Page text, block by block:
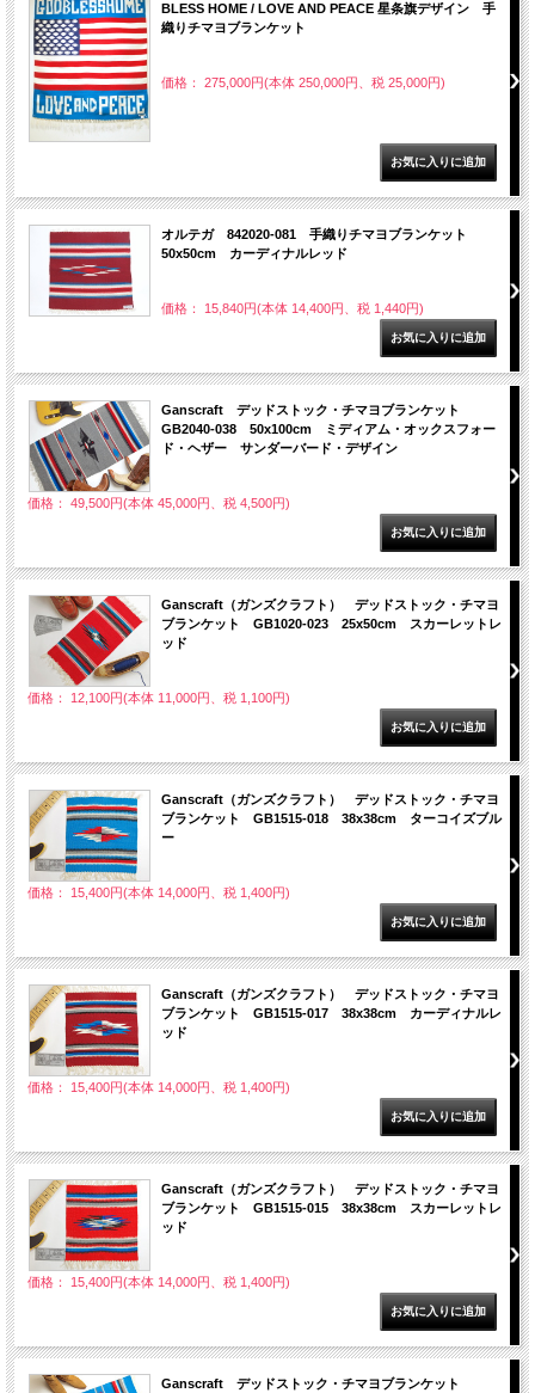
BLESS HOME / LOVE AND PEACE 星条旗デザイン 手
織りチマヨブランケット
価格： 275,000円(本体 250,000円、税 25,000円)
オルテガ 842020-081 手織りチマヨブランケット
50x50cm カーディナルレッド
価格： 15,840円(本体 14,400円、税 1,440円)
Ganscraft デッドストック・チマヨブランケット
GB2040-038 50x100cm ミディアム・オックスフォー
ド・ヘザー サンダーバード・デザイン
価格： 49,500円(本体 45,000円、税 4,500円)
Ganscraft（ガンズクラフト） デッドストック・チマヨ
ブランケット GB1020-023 25x50cm スカーレットレ
ッド
価格： 12,100円(本体 11,000円、税 1,100円)
Ganscraft（ガンズクラフト） デッドストック・チマヨ
ブランケット GB1515-018 38x38cm ターコイズブル
ー
価格： 15,400円(本体 14,000円、税 1,400円)
Ganscraft（ガンズクラフト） デッドストック・チマヨ
ブランケット GB1515-017 38x38cm カーディナルレ
ッド
価格： 15,400円(本体 14,000円、税 1,400円)
Ganscraft（ガンズクラフト） デッドストック・チマヨ
ブランケット GB1515-015 38x38cm スカーレットレ
ッド
価格： 15,400円(本体 14,000円、税 1,400円)
Ganscraft デッドストック・チマヨブランケット